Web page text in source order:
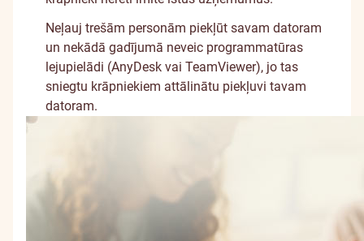
Neļauj trešām personām piekļūt savam datoram
un nekādā gadījumā neveic programmatūras
lejupielādi (AnyDesk vai TeamViewer), jo tas
sniegtu krāpniekiem attālinātu piekļuvi tavam
datoram.